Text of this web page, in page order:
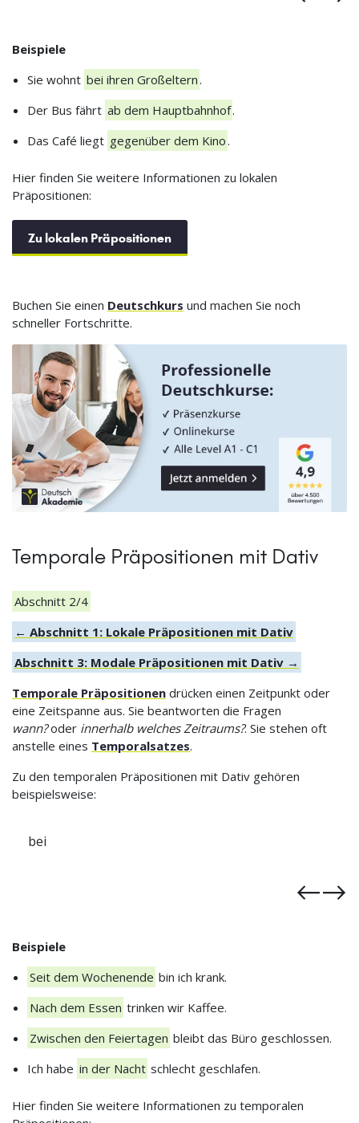
Beispiele
Sie wohnt bei ihren Großeltern .
Der Bus fährt ab dem Hauptbahnhof.
Das Café liegt gegenüber dem Kino .
Hier finden Sie weitere Informationen zu lokalen
Präpositionen:
Zu lokalen Präpositionen
Buchen Sie einen Deutschkurs und machen Sie noch
schneller Fortschritte.
Temporale Präpositionen mit Dativ
Abschnitt 2/4
← Abschnitt 1: Lokale Präpositionen mit Dativ
Abschnitt 3: Modale Präpositionen mit Dativ →
Temporale Präpositionen drücken einen Zeitpunkt oder
eine Zeitspanne aus. Sie beantworten die Fragen
wann?oder innerhalb welches Zeitraums?. Sie stehen oft
anstelle eines Temporalsatzes.
Zu den temporalen Präpositionen mit Dativ gehören
beispielsweise:
Beispiele
Seit dem Wochenende bin ich krank.
Nach dem Essen trinken wir Kaffee.
Zwischen den Feiertagen bleibt das Büro geschlossen.
Ich habe in der Nacht schlecht geschlafen.
Hier finden Sie weitere Informationen zu temporalen